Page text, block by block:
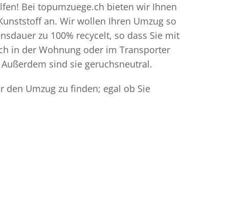
Bei topumzuege.ch bieten wir Ihnen
an. Wir wollen Ihren Umzug so
zu 100% recycelt, so dass Sie mit
in der Wohnung oder im Transporter
sind sie geruchsneutral.
Umzug zu finden; egal ob Sie